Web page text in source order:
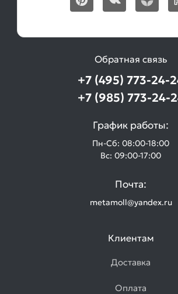
Обратная связь
+7 (495) 773-24-
+7 (985) 773-24-
График работы:
Пн-Сб: 08:00-18:00
Вс: 09:00-17:00
Почта:
metamoll@yandex.ru
Клиентам
Доставка
Оплата